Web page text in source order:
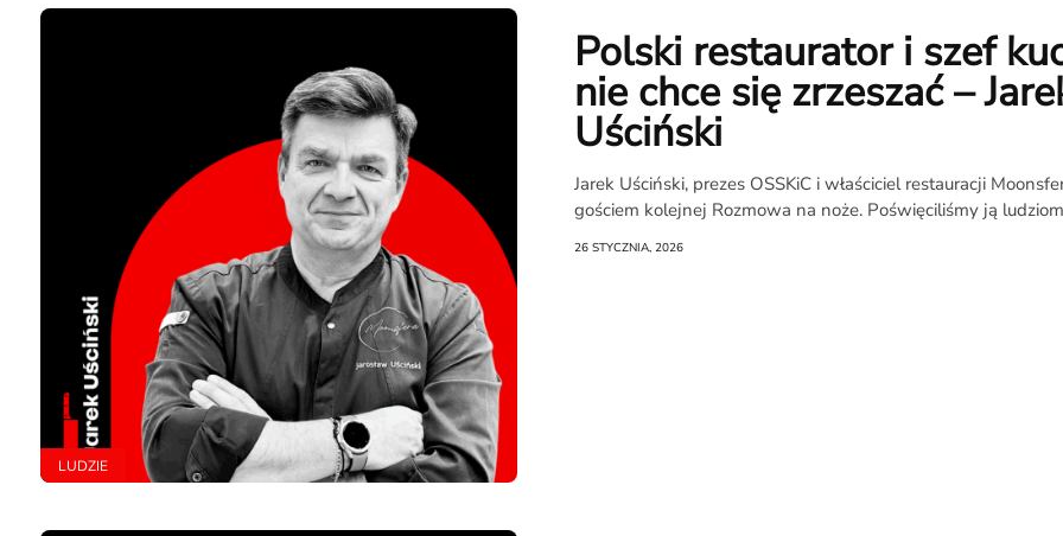
O
Redakcja
LUDZIE
Polski restaurator i szef
nie chce się zrzeszać –
Uściński
Jarek Uściński, prezes OSSKiC i właściciel restauracji
gościem kolejnej Rozmowa na noże. Poświęciliśmy ją
26 STYCZNIA, 2026